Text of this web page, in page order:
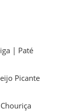
| Paté
Picante